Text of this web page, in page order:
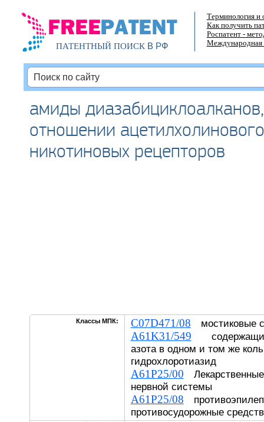
ПАТЕНТНЫЙ ПОИСКВ РФ
Терминология и
Как получить
Роспатент -
Международная
амиды
отношении
никотиновых рецепторов
Классы МПК: C07D471/08 мостиковые
A61K31/549 содержащие
азота в одном и том же
гидрохлоротиазид
A61P25/00
нервной системы
A61P25/08
противосудорожные